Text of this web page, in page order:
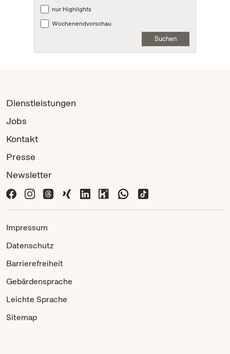
nur Highlights
Wochenendvorschau
Suchen
Dienstleistungen
Jobs
Kontakt
Presse
Newsletter
Impressum
Datenschutz
Barrierefreiheit
Gebärdensprache
Leichte Sprache
Sitemap